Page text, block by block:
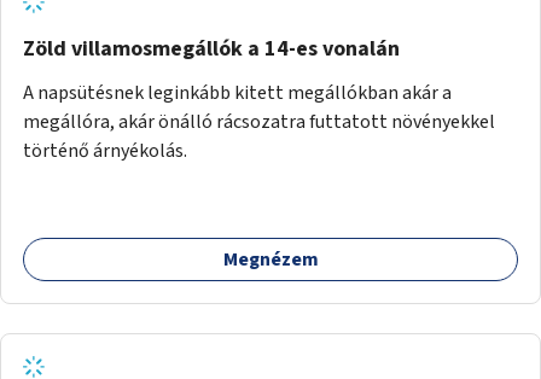
Zöld villamosmegállók a 14-es vonalán
A napsütésnek leginkább kitett megállókban akár a
megállóra, akár önálló rácsozatra futtatott növényekkel
történő árnyékolás.
Megnézem